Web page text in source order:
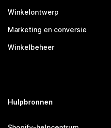
Winkelontwerp
Marketing en conversie
Winkelbeheer
Hulpbronnen